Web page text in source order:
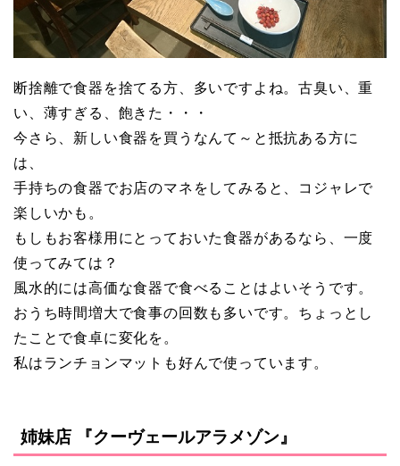
断捨離で食器を捨てる方、多いですよね。古臭い、重
い、薄すぎる、飽きた・・・
今さら、新しい食器を買うなんて～と抵抗ある方に
は、
手持ちの食器でお店のマネをしてみると、コジャレで
楽しいかも。
もしもお客様用にとっておいた食器があるなら、一度
使ってみては？
風水的には高価な食器で食べることはよいそうです。
おうち時間増大で食事の回数も多いです。ちょっとし
たことで食卓に変化を。
私はランチョンマットも好んで使っています。
姉妹店 『クーヴェールアラメゾン』